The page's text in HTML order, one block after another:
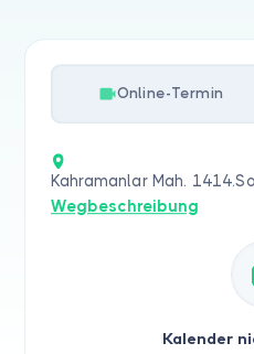
Online-Termin
Kahramanlar Mah.
Wegbeschreibung
Kalender